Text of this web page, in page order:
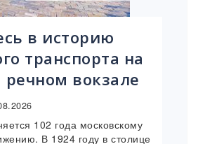
в историю
транспорта на
вокзале
102 года московскому
В 1924 году в столице